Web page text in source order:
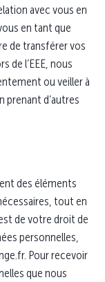
avec vous en
en tant que
de transférer vos
de l’EEE, nous
ou veiller à
d’autres
des éléments
tout en
de votre droit de
personnelles,
Pour recevoir
que nous